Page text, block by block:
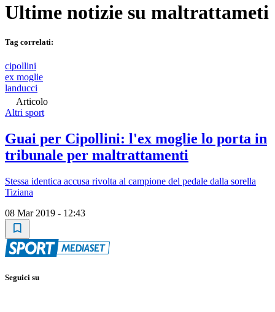
Ultime notizie su maltrattameti
Tag correlati:
cipollini
ex moglie
landucci
Articolo
Altri sport
Guai per Cipollini: l'ex moglie lo porta in
tribunale per maltrattamenti
Stessa identica accusa rivolta al campione del pedale dalla sorella
Tiziana
08 Mar 2019 - 12:43
Seguici su